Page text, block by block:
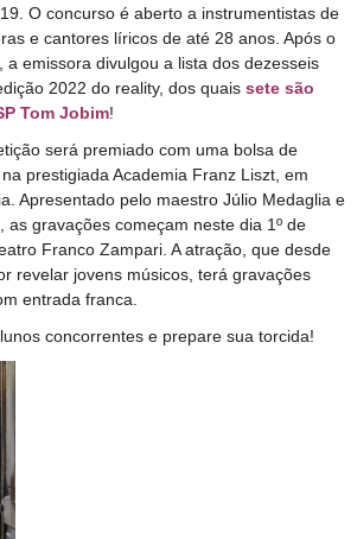
O concurso é aberto a instrumentistas de
e cantores líricos de até 28 anos. Após o
a emissora divulgou a lista dos dezesseis
2022 do reality, dos quais sete são
Tom Jobim!
será premiado com uma bolsa de
prestigiada Academia Franz Liszt, em
Apresentado pelo maestro Júlio Medaglia e
as gravações começam neste dia 1º de
Franco Zampari. A atração, que desde
revelar jovens músicos, terá gravações
entrada franca.
concorrentes e prepare sua torcida!